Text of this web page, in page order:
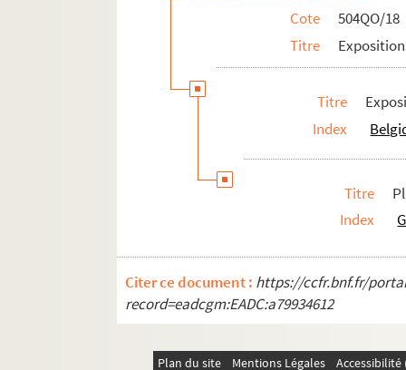
Cote
504QO/18
Titre
Titre
Index
Titre
Index
Citer ce document : https://ccfr.bnf.fr/
record=eadcgm:EADC:a79934612
Plan du site Mentions Légales